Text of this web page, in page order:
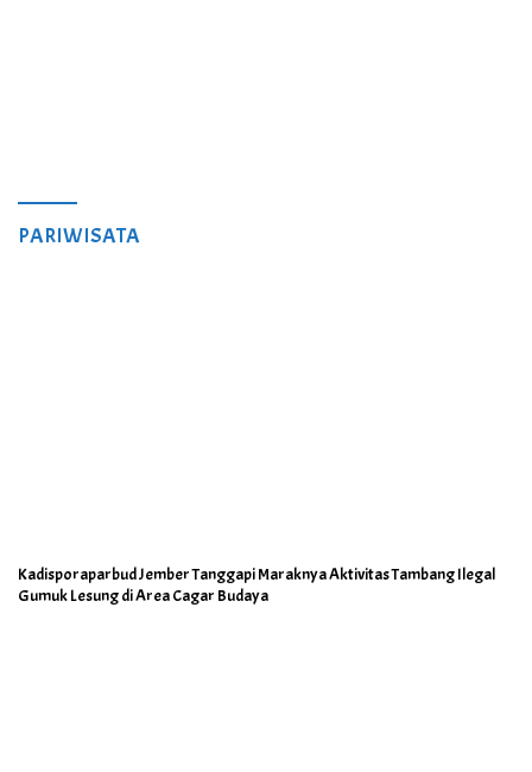
PARIWISATA
Kadisporaparbud Jember Tanggapi Maraknya Aktivitas Tambang Ilegal
Gumuk Lesung di Area Cagar Budaya